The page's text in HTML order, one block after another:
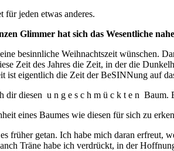
für jeden etwas anderes.
Glimmer hat sich das Wesentliche
besinnliche Weihnachtszeit wünschen.
Zeit des Jahres die Zeit, in der die
ist eigentlich die Zeit der BeSINNung auf
dir diesen u n g e s c h m ü c k t e n Baum.
eines Baumes wie diesen für sich zu
früher getan. Ich habe mich daran erfreut,
Träne habe ich verdrückt, in der